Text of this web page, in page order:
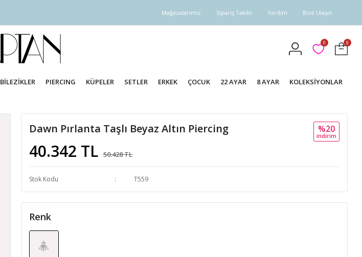
Mağazalarımız Sipariş Takibi Yardım Bize Ulaşın
0 0
BİLEZİKLER PIERCING KÜPELER SETLER ERKEK ÇOCUK 22 AYAR 8 AYAR KOLEKSİYONLAR
Dawn Pırlanta Taşlı Beyaz Altın Piercing
40.342 TL 50.428 TL
%20
i̇ndi̇ri̇m
Stok Kodu T559
Renk